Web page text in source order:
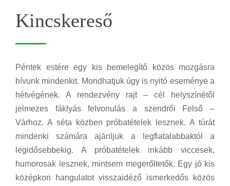
Kincskereső
Péntek estére egy kis bemelegítő közös mozgásra
hívunk mindenkit. Mondhatjuk úgy is nyitó eseménye a
hétvégének. A rendezvény rajt – cél helyszínétől
jelmezes fáklyás felvonulás a szendrői Felső –
Várhoz. A séta közben próbatételek lesznek. A túrát
mindenki számára ajánljuk a legfiatalabbaktól a
legidősebbekig. A próbatételek inkább viccesek,
humorosak lesznek, mintsem megerőltetők. Egy jó kis
középkori hangulatot visszaidéző ismerkedős közös